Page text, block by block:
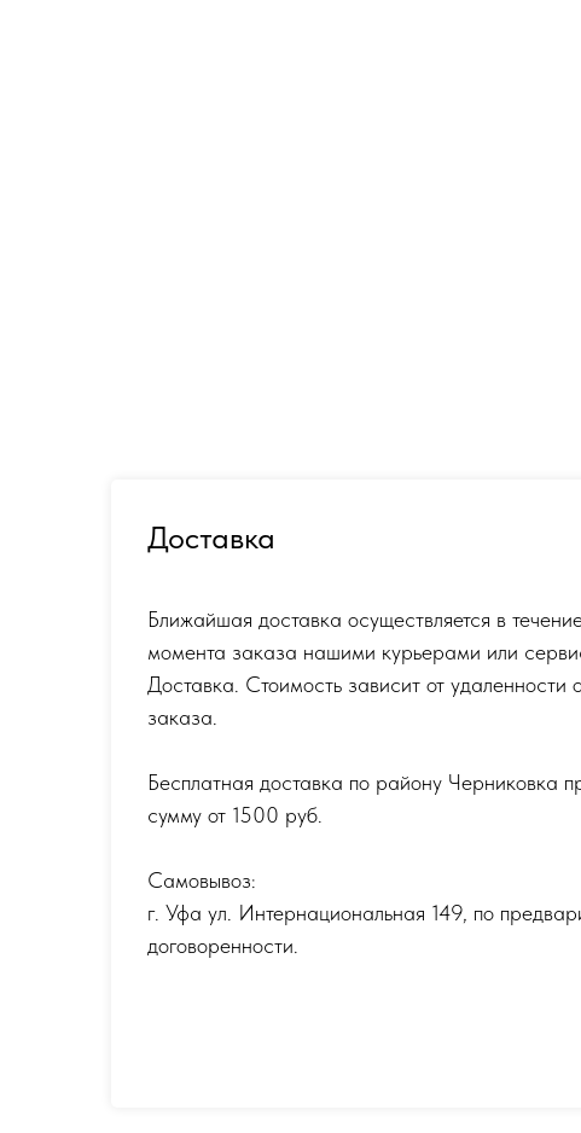
Доставка
Ближайшая доставка осуществляется в
момента заказа нашими курьерами или
Доставка. Стоимость зависит от
заказа.
Бесплатная доставка по району Черниковка
сумму от 1500 руб.
Самовывоз:
г. Уфа ул. Интернациональная 149, по
договоренности.